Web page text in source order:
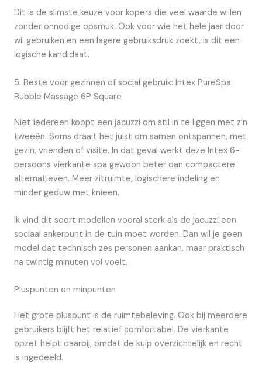
Dit is de slimste keuze voor kopers die veel waarde willen
zonder onnodige opsmuk. Ook voor wie het hele jaar door
wil gebruiken en een lagere gebruiksdruk zoekt, is dit een
logische kandidaat.
5. Beste voor gezinnen of social gebruik: Intex PureSpa
Bubble Massage 6P Square
Niet iedereen koopt een jacuzzi om stil in te liggen met z’n
tweeën. Soms draait het juist om samen ontspannen, met
gezin, vrienden of visite. In dat geval werkt deze Intex 6-
persoons vierkante spa gewoon beter dan compactere
alternatieven. Meer zitruimte, logischere indeling en
minder geduw met knieën.
Ik vind dit soort modellen vooral sterk als de jacuzzi een
sociaal ankerpunt in de tuin moet worden. Dan wil je geen
model dat technisch zes personen aankan, maar praktisch
na twintig minuten vol voelt.
Pluspunten en minpunten
Het grote pluspunt is de ruimtebeleving. Ook bij meerdere
gebruikers blijft het relatief comfortabel. De vierkante
opzet helpt daarbij, omdat de kuip overzichtelijk en recht
is ingedeeld.